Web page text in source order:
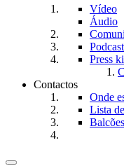
Vídeo
Áudio
Podcast
Press
Contactos
Onde
Lista